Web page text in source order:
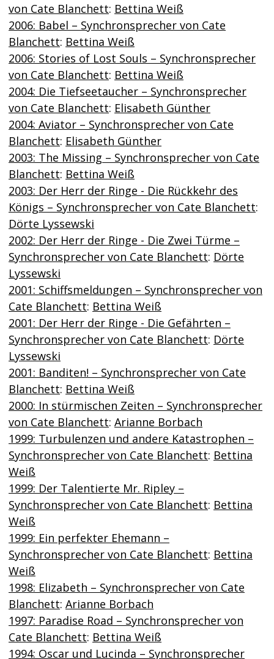
von Cate Blanchett: Bettina Weiß
2006: Babel – Synchronsprecher von Cate
Blanchett: Bettina Weiß
2006: Stories of Lost Souls – Synchronsprecher
von Cate Blanchett: Bettina Weiß
2004: Die Tiefseetaucher – Synchronsprecher
von Cate Blanchett: Elisabeth Günther
2004: Aviator – Synchronsprecher von Cate
Blanchett: Elisabeth Günther
2003: The Missing – Synchronsprecher von Cate
Blanchett: Bettina Weiß
2003: Der Herr der Ringe - Die Rückkehr des
Königs – Synchronsprecher von Cate Blanchett:
Dörte Lyssewski
2002: Der Herr der Ringe - Die Zwei Türme –
Synchronsprecher von Cate Blanchett: Dörte
Lyssewski
2001: Schiffsmeldungen – Synchronsprecher von
Cate Blanchett: Bettina Weiß
2001: Der Herr der Ringe - Die Gefährten –
Synchronsprecher von Cate Blanchett: Dörte
Lyssewski
2001: Banditen! – Synchronsprecher von Cate
Blanchett: Bettina Weiß
2000: In stürmischen Zeiten – Synchronsprecher
von Cate Blanchett:Arianne Borbach
1999: Turbulenzen und andere Katastrophen –
Synchronsprecher von Cate Blanchett: Bettina
Weiß
1999: Der Talentierte Mr. Ripley –
Synchronsprecher von Cate Blanchett: Bettina
Weiß
1999: Ein perfekter Ehemann –
Synchronsprecher von Cate Blanchett: Bettina
Weiß
1998: Elizabeth – Synchronsprecher von Cate
Blanchett:Arianne Borbach
1997: Paradise Road – Synchronsprecher von
Cate Blanchett: Bettina Weiß
1994: Oscar und Lucinda – Synchronsprecher